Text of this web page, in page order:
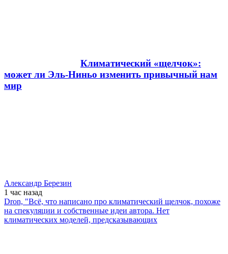
Климатический «щелчок»:
может ли Эль-Ниньо изменить привычный нам
мир
Александр Березин
1 час назад
Dron, "Всё, что написано про климатический щелчок, похоже
на спекуляции и собственные идеи автора. Нет
климатических моделей, предсказывающих